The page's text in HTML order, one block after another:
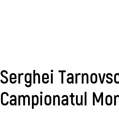
Serghei
Campionatul